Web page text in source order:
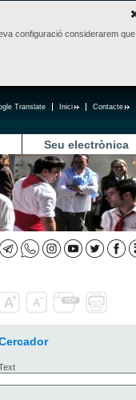
configuració considerarem que
Contacte
Inici
Translate
Seu electrònica